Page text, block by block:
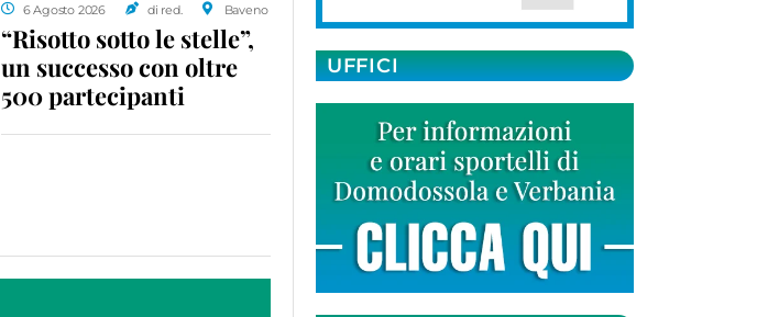
6 Agosto 2026 di red. Baveno
“Risotto sotto le stelle”,
un successo con oltre
500 partecipanti
UFFICI